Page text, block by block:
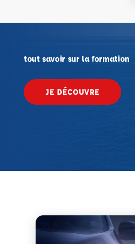
tout savoir sur la formation
JE DÉCOUVRE